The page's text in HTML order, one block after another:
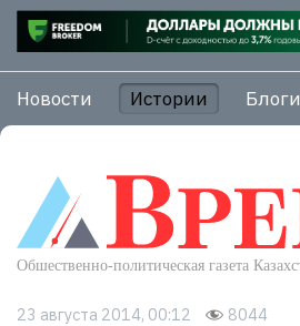
Новости Истории Блоги
23 августа 2014, 00:12 8044